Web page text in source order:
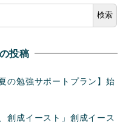
検索
投稿
の勉強サポートプラン】始
創成イースト」創成イース